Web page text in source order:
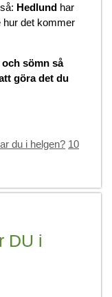
Hedlund har
hur det kommer
sömn så
göra det du
du i helgen? 10
DU i